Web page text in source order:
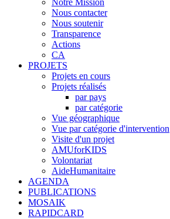
Notre Mission
Nous contacter
Nous soutenir
Transparence
Actions
CA
PROJETS
Projets en cours
Projets réalisés
par pays
par catégorie
Vue géographique
Vue par catégorie d'intervention
Visite d'un projet
AMUforKIDS
Volontariat
AideHumanitaire
AGENDA
PUBLICATIONS
MOSAIK
RAPIDCARD